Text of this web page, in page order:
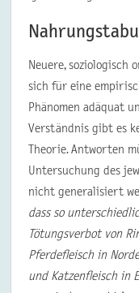
Neuere, soziologisch
sich für eine
Phänomen adäquat
Verständnis gibt es
Theorie. Antworten
Untersuchung des
nicht generalisiert
dass so
Tötungsverbot von
Pferdefleisch in
und Katzenfleisch in